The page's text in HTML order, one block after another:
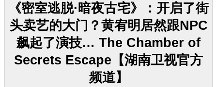
《密室逃脱·暗夜古宅》：开启了街
头卖艺的大门？黄宥明居然跟NPC
飙起了演技… The Chamber of
Secrets Escape【湖南卫视官方
频道】